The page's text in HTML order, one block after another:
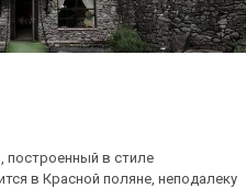
в стиле
в Красной поляне, неподалеку